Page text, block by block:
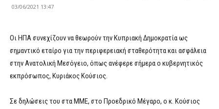
03/06/2021 13:47
Oι ΗΠΑ συνεχίζουν να θεωρούν την Κυπριακή Δημοκρατία ως
σημαντικό εταίρο για την περιφερειακή σταθερότητα και ασφάλεια
στην Ανατολική Μεσόγειο, όπως ανέφερε σήμερα ο κυβερνητικός
εκπρόσωπος, Κυριάκος Κούσιος.
Σε δηλώσεις του στα ΜΜΕ, στο Προεδρικό Μέγαρο, ο κ. Κούσιος